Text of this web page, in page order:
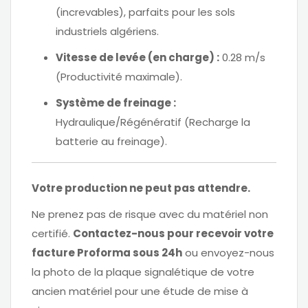
(increvables), parfaits pour les sols
industriels algériens.
Vitesse de levée (en charge) :0.28 m/s
(Productivité maximale).
Système de freinage :
Hydraulique/Régénératif (Recharge la
batterie au freinage).
Votre production ne peut pas attendre.
Ne prenez pas de risque avec du matériel non
certifié. Contactez-nous pour recevoir votre
facture Proforma sous 24hou envoyez-nous
la photo de la plaque signalétique de votre
ancien matériel pour une étude de mise à